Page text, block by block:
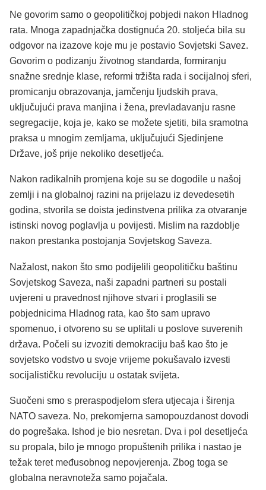
Ne govorim samo o geopolitičkoj pobjedi nakon Hladnog
rata. Mnoga zapadnjačka dostignuća 20. stoljeća bila su
odgovor na izazove koje mu je postavio Sovjetski Savez.
Govorim o podizanju životnog standarda, formiranju
snažne srednje klase, reformi tržišta rada i socijalnoj sferi,
promicanju obrazovanja, jamčenju ljudskih prava,
uključujući prava manjina i žena, prevladavanju rasne
segregacije, koja je, kako se možete sjetiti, bila sramotna
praksa u mnogim zemljama, uključujući Sjedinjene
Države, još prije nekoliko desetljeća.
Nakon radikalnih promjena koje su se dogodile u našoj
zemlji i na globalnoj razini na prijelazu iz devedesetih
godina, stvorila se doista jedinstvena prilika za otvaranje
istinski novog poglavlja u povijesti. Mislim na razdoblje
nakon prestanka postojanja Sovjetskog Saveza.
Nažalost, nakon što smo podijelili geopolitičku baštinu
Sovjetskog Saveza, naši zapadni partneri su postali
uvjereni u pravednost njihove stvari i proglasili se
pobjednicima Hladnog rata, kao što sam upravo
spomenuo, i otvoreno su se uplitali u poslove suverenih
država. Počeli su izvoziti demokraciju baš kao što je
sovjetsko vodstvo u svoje vrijeme pokušavalo izvesti
socijalističku revoluciju u ostatak svijeta.
Suočeni smo s preraspodjelom sfera utjecaja i širenja
NATO saveza. No, prekomjerna samopouzdanost dovodi
do pogrešaka. Ishod je bio nesretan. Dva i pol desetljeća
su propala, bilo je mnogo propuštenih prilika i nastao je
težak teret međusobnog nepovjerenja. Zbog toga se
globalna neravnoteža samo pojačala.